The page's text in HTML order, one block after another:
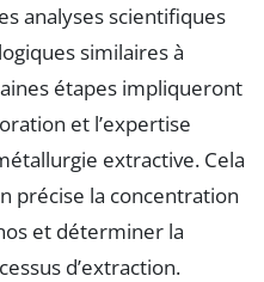
analyses scientifiques
similaires à
étapes impliqueront
et l’expertise
extractive. Cela
précise la concentration
et déterminer la
d’extraction.